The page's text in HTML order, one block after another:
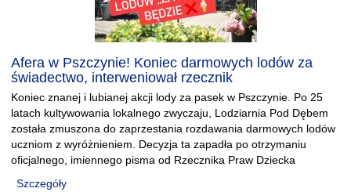
Afera w Pszczynie! Koniec darmowych lodów za
świadectwo, interweniował rzecznik
Koniec znanej i lubianej akcji lody za pasek w Pszczynie. Po 25
latach kultywowania lokalnego zwyczaju, Lodziarnia Pod Dębem
została zmuszona do zaprzestania rozdawania darmowych lodów
uczniom z wyróżnieniem. Decyzja ta zapadła po otrzymaniu
oficjalnego, imiennego pisma od Rzecznika Praw Dziecka
Szczegóły